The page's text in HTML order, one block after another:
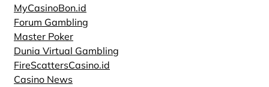
MyCasinoBon.id
Forum Gambling
Master Poker
Dunia Virtual Gambling
FireScattersCasino.id
Casino News